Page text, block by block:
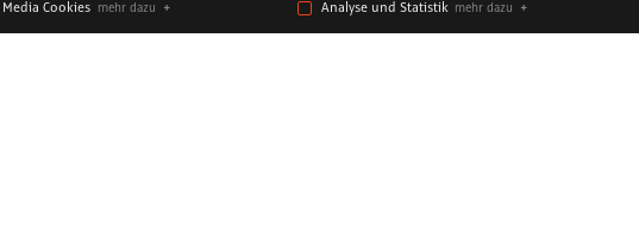
Media Cookies mehr dazu Analyse und Statistik mehr dazu